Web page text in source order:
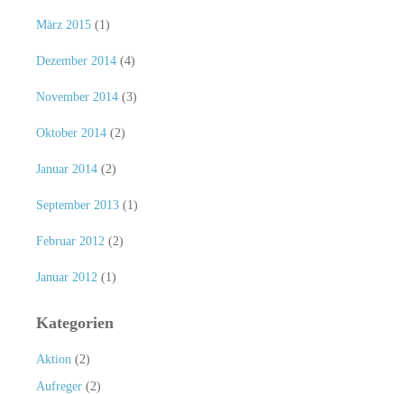
März 2015(1)
Dezember 2014(4)
November 2014(3)
Oktober 2014(2)
Januar 2014(2)
September 2013(1)
Februar 2012 (2)
Januar 2012 (1)
Kategorien
Aktion (2)
Aufreger(2)